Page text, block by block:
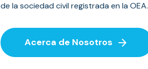
de la sociedad civil registrada en la OEA.
Acerca de Nosotros arrow_forward